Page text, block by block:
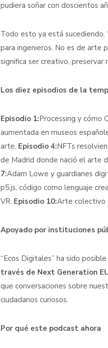
pudiera soñar con doscientos
Todo esto ya está sucediendo.
para ingenieros. No es de arte
significa ser creativo, preservar
Los diez episodios de la
Episodio 1:Processing y cómo
aumentada en museos
arte. Episodio 4:NFTs
de Madrid donde nació el arte
7:Adam Lowe y guardianes
p5.js, código como lenguaje
VR. Episodio 10:Arte colectivo
Apoyado por instituciones
“Ecos Digitales” ha sido
través de Next Generation
que conversaciones sobre
ciudadanos curiosos.
Por qué este podcast ahora